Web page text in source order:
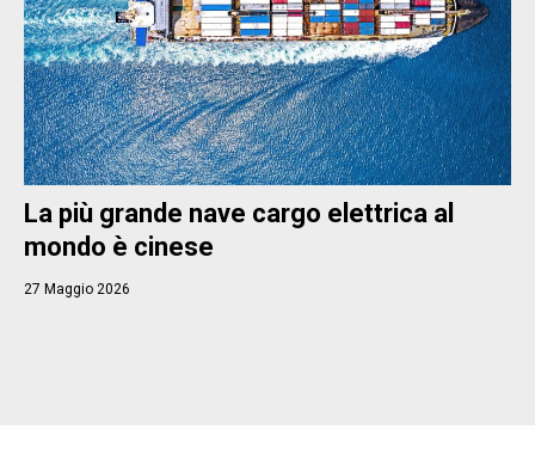
La più grande nave cargo elettrica al
mondo è cinese
27 Maggio 2026